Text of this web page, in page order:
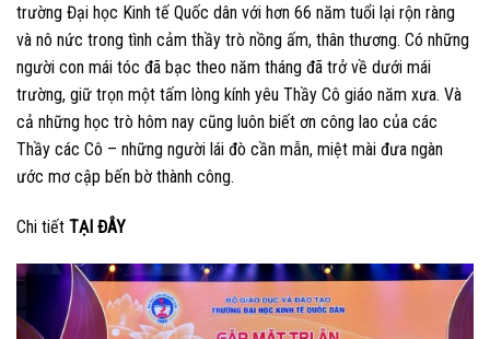
trường Đại học Kinh tế Quốc dân với hơn 66 năm tuổi lại rộn ràng
và nô nức trong tình cảm thầy trò nồng ấm, thân thương. Có những
người con mái tóc đã bạc theo năm tháng đã trở về dưới mái
trường, giữ trọn một tấm lòng kính yêu Thầy Cô giáo năm xưa. Và
cả những học trò hôm nay cũng luôn biết ơn công lao của các
Thầy các Cô – những người lái đò cần mẫn, miệt mài đưa ngàn
ước mơ cập bến bờ thành công.
Chi tiết TẠI ĐÂY